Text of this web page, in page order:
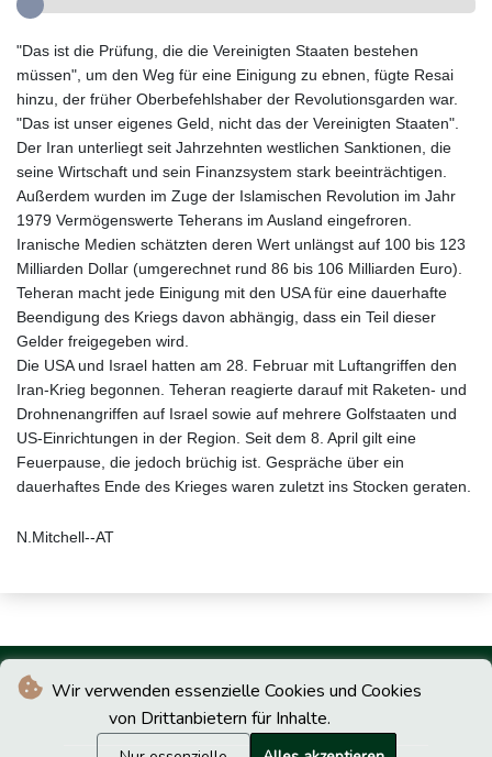
Wir verwenden essenzielle Cookies und Cookies
von Drittanbietern für Inhalte.
"Das ist die Prüfung, die die Vereinigten Staaten bestehen
müssen", um den Weg für eine Einigung zu ebnen, fügte Resai
hinzu, der früher Oberbefehlshaber der Revolutionsgarden war.
"Das ist unser eigenes Geld, nicht das der Vereinigten Staaten".
Der Iran unterliegt seit Jahrzehnten westlichen Sanktionen, die
seine Wirtschaft und sein Finanzsystem stark beeinträchtigen.
Außerdem wurden im Zuge der Islamischen Revolution im Jahr
1979 Vermögenswerte Teherans im Ausland eingefroren.
Iranische Medien schätzten deren Wert unlängst auf 100 bis 123
Milliarden Dollar (umgerechnet rund 86 bis 106 Milliarden Euro).
Teheran macht jede Einigung mit den USA für eine dauerhafte
Beendigung des Kriegs davon abhängig, dass ein Teil dieser
Gelder freigegeben wird.
Die USA und Israel hatten am 28. Februar mit Luftangriffen den
Iran-Krieg begonnen. Teheran reagierte darauf mit Raketen- und
Drohnenangriffen auf Israel sowie auf mehrere Golfstaaten und
US-Einrichtungen in der Region. Seit dem 8. April gilt eine
Feuerpause, die jedoch brüchig ist. Gespräche über ein
dauerhaftes Ende des Krieges waren zuletzt ins Stocken geraten.
N.Mitchell--AT